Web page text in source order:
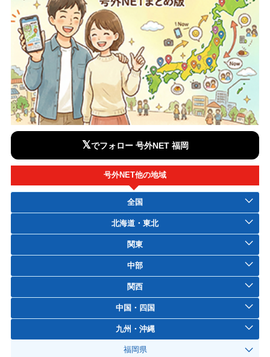
𝕏でフォロー 号外NET 福岡
号外NET他の地域
全国
北海道・東北
関東
中部
関西
中国・四国
九州・沖縄
福岡県